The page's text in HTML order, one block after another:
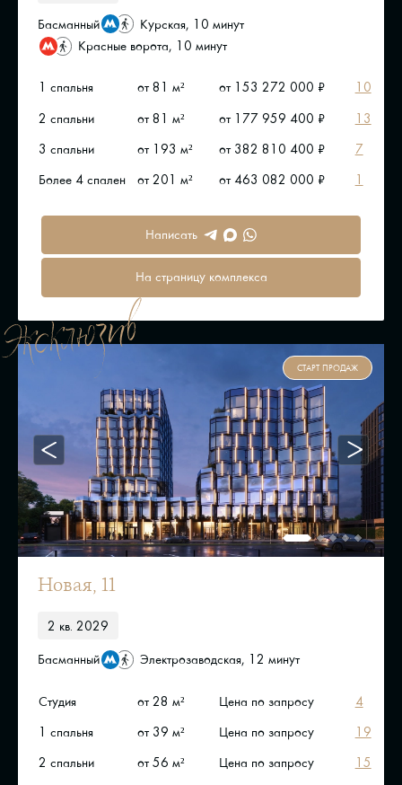
Басманный
Курская, 10 минут
Красные ворота, 10 минут
1 спальня от 81 м² от 153 272 000 ₽
10
2 спальни
от 81 м² от 177 959 400 ₽
13
3 спальни
от 193 м² от 382 810 400 ₽
7
Более 4 спален
от 201 м² от 463 082 000 ₽ 1
Написать
На страницу комплекса
СТАРТ ПРОДАЖ
Новая, 11
2 кв. 2029
Басманный
Электрозаводская, 12 минут
Студия от 28 м² Цена по запросу
4
1 спальня
от 39 м² Цена по запросу
19
2 спальни
от 56 м² Цена по запросу
15